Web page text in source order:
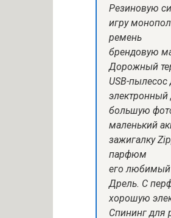
Резиновую
игру
ремень
брендовую
Дорожный
USB-
электронный
большую
маленький
зажигалку
парфюм
его любимый
Дрель. С
хорошую
Спининг для